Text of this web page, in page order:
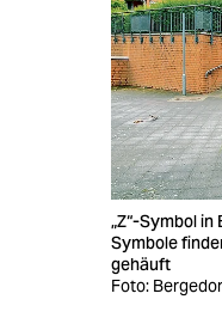
„Z“-Symbol
Symbole
gehäuft
Foto: